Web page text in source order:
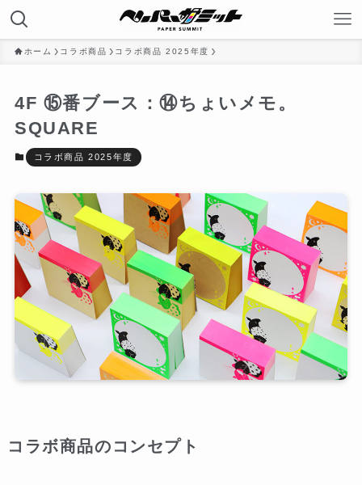
ホーム コラボ商品 コラボ商品 2025年度
4F ⑮番ブース：⑭ちょいメモ。
SQUARE
コラボ商品 2025年度
コラボ商品のコンセプト